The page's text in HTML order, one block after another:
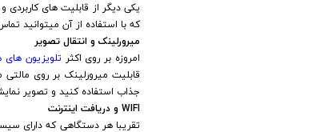
که با استفاده از آن
میرورلینک و انتقال تصویر
امروزه بر روی اکثر تلویزیون
جذاب استفاده کنید و تصویر
WIFI و دریافت اینترنت